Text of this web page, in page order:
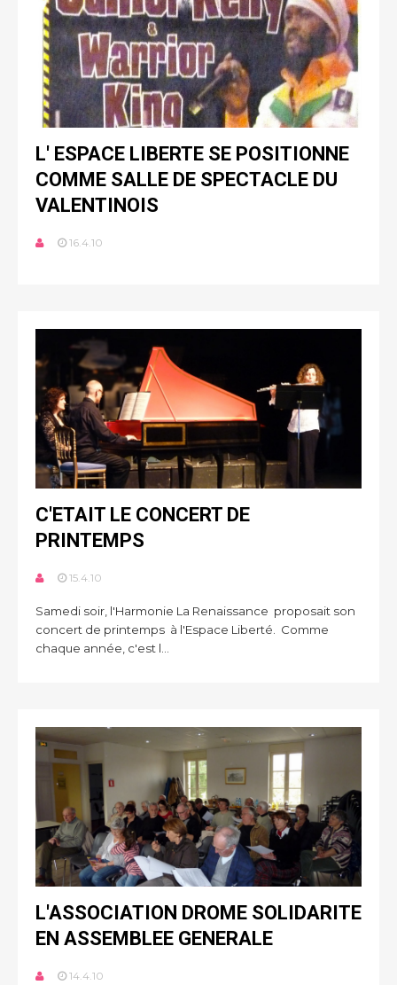
L' ESPACE LIBERTE SE POSITIONNE
COMME SALLE DE SPECTACLE DU
VALENTINOIS
16.4.10
C'ETAIT LE CONCERT DE
PRINTEMPS
15.4.10
Samedi soir, l'Harmonie La Renaissance proposait son
concert de printemps à l'Espace Liberté. Comme
chaque année, c'est l...
L'ASSOCIATION DROME SOLIDARITE
EN ASSEMBLEE GENERALE
14.4.10